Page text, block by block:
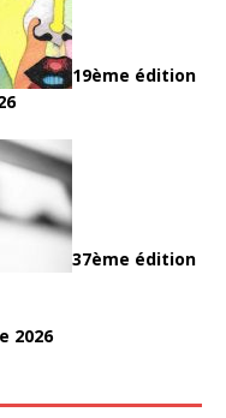
19ème édition
37ème édition
2026